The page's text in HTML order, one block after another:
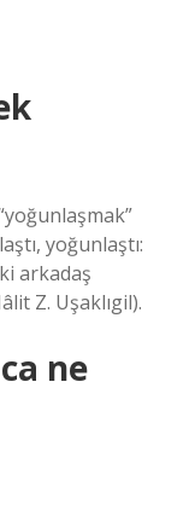
yoğunlaştı:
arkadaş
Z. Uşaklıgil).
ne